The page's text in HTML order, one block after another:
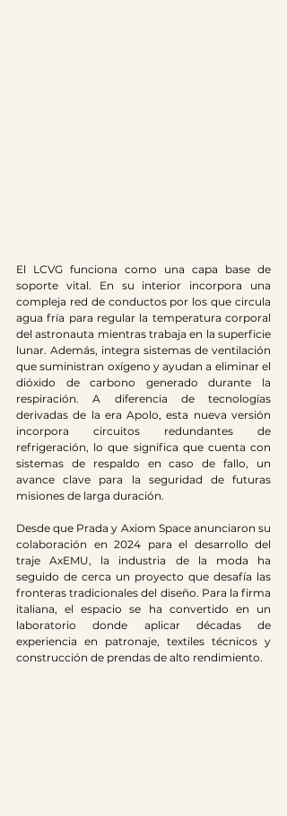
El LCVG funciona como una capa base de
soporte vital. En su interior incorpora una
compleja red de conductos por los que circula
agua fría para regular la temperatura corporal
del astronauta mientras trabaja en la superficie
lunar. Además, integra sistemas de ventilación
que suministran oxígeno y ayudan a eliminar el
dióxido de carbono generado durante la
respiración. A diferencia de tecnologías
derivadas de la era Apolo, esta nueva versión
incorpora circuitos redundantes de
refrigeración, lo que significa que cuenta con
sistemas de respaldo en caso de fallo, un
avance clave para la seguridad de futuras
misiones de larga duración.
Desde que Prada y Axiom Space anunciaron su
colaboración en 2024 para el desarrollo del
traje AxEMU, la industria de la moda ha
seguido de cerca un proyecto que desafía las
fronteras tradicionales del diseño. Para la firma
italiana, el espacio se ha convertido en un
laboratorio donde aplicar décadas de
experiencia en patronaje, textiles técnicos y
construcción de prendas de alto rendimiento.